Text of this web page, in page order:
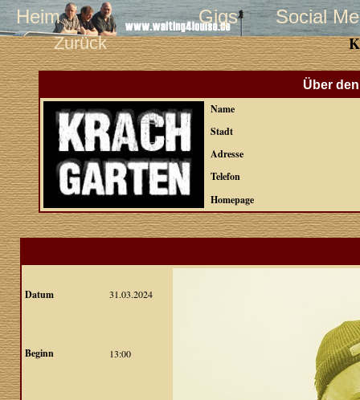
Heim Gigs Social
Zurück
Über
Name
Stadt
Adresse
Telefon
Homepage
Datum 31.03.2024
Beginn 13:00